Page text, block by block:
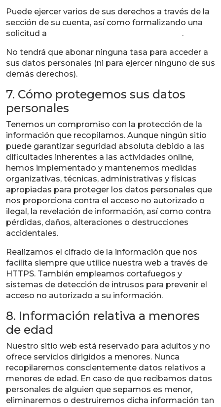
Puede ejercer varios de sus derechos a través de la
sección de su cuenta, así como formalizando una
solicitud a
.
No tendrá que abonar ninguna tasa para acceder a
sus datos personales (ni para ejercer ninguno de sus
demás derechos).
7. Cómo protegemos sus datos
personales
Tenemos un compromiso con la protección de la
información que recopilamos. Aunque ningún sitio
puede garantizar seguridad absoluta debido a las
dificultades inherentes a las actividades online,
hemos implementado y mantenemos medidas
organizativas, técnicas, administrativas y físicas
apropiadas para proteger los datos personales que
nos proporciona contra el acceso no autorizado o
ilegal, la revelación de información, así como contra
pérdidas, daños, alteraciones o destrucciones
accidentales.
Realizamos el cifrado de la información que nos
facilita siempre que utilice nuestra web a través de
HTTPS. También empleamos cortafuegos y
sistemas de detección de intrusos para prevenir el
acceso no autorizado a su información.
8. Información relativa a menores
de edad
Nuestro sitio web está reservado para adultos y no
ofrece servicios dirigidos a menores. Nunca
recopilaremos conscientemente datos relativos a
menores de edad. En caso de que recibamos datos
personales de alguien que sepamos es menor,
eliminaremos o destruiremos dicha información tan